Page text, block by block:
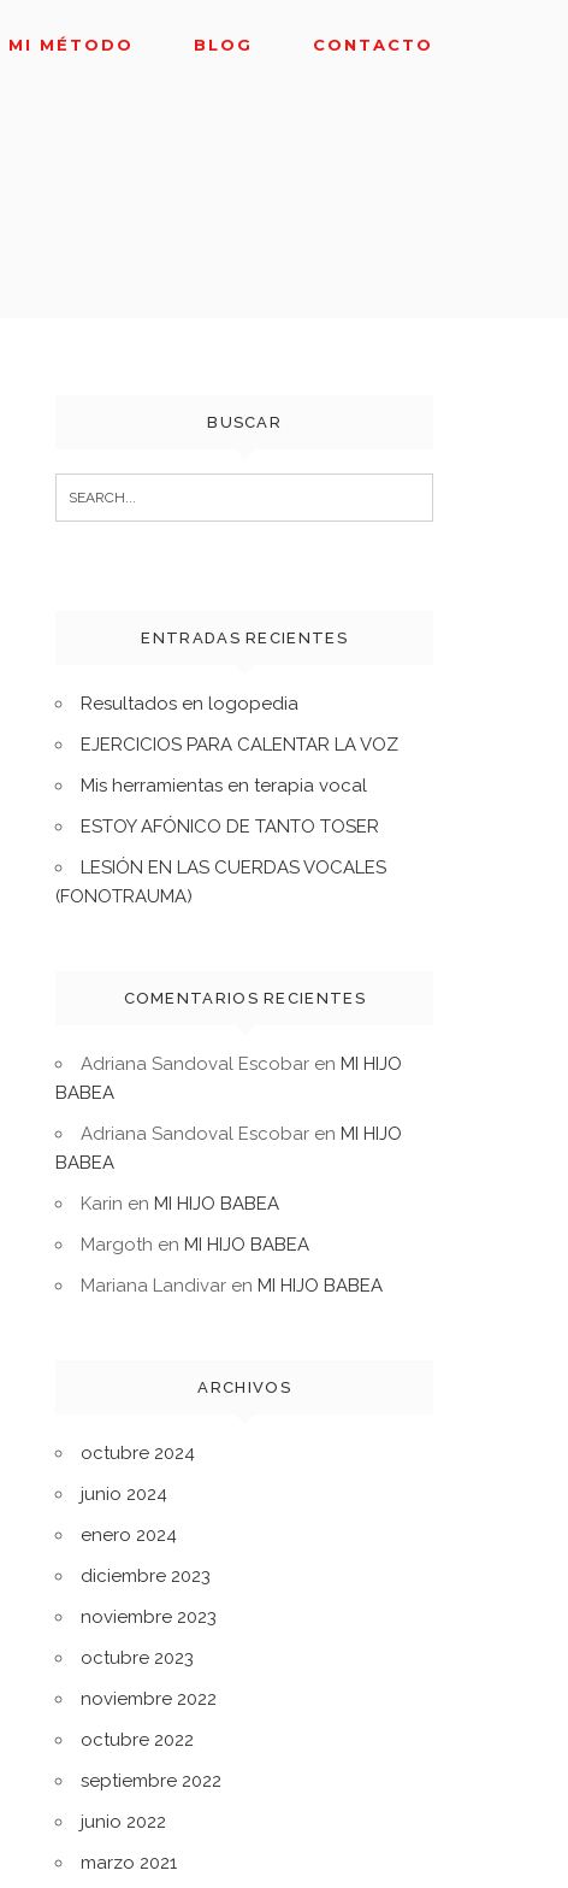
MI MÉTODO BLOG CONTACTO
BUSCAR
for:
ENTRADAS RECIENTES
Resultados en logopedia
EJERCICIOS PARA CALENTAR LA VOZ
Mis herramientas en terapia vocal
ESTOY AFÓNICO DE TANTO TOSER
LESIÓN EN LAS CUERDAS VOCALES
(FONOTRAUMA)
COMENTARIOS RECIENTES
Adriana Sandoval Escobar en MI HIJO
BABEA
Adriana Sandoval Escobar en MI HIJO
BABEA
Karin en MI HIJO BABEA
Margoth en MI HIJO BABEA
Mariana Landivar en MI HIJO BABEA
ARCHIVOS
octubre 2024
junio 2024
enero 2024
diciembre 2023
noviembre 2023
octubre 2023
noviembre 2022
octubre 2022
septiembre 2022
junio 2022
marzo 2021